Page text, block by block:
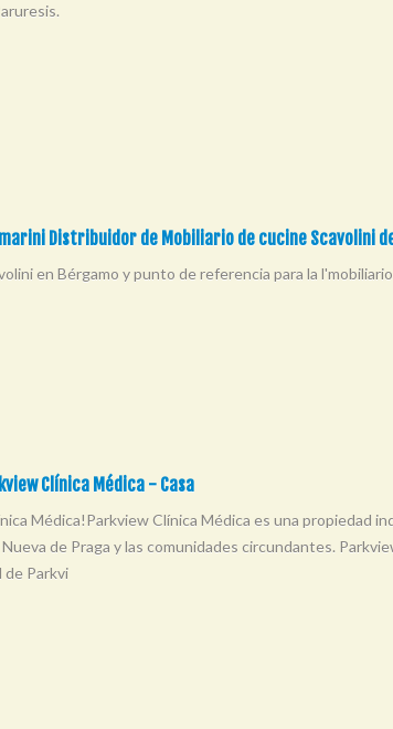
Distribuidor de Mobiliario de cucine Scavolini
en Bérgamo y punto de referencia para la
Clínica Médica - Casa
Médica!Parkview Clínica Médica es una propiedad
de Praga y las comunidades circundantes.
de Parkvi